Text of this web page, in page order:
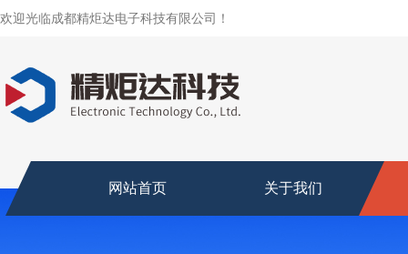
欢迎光临成都精炬达电子科技有限公司！
网站首页 关于我们